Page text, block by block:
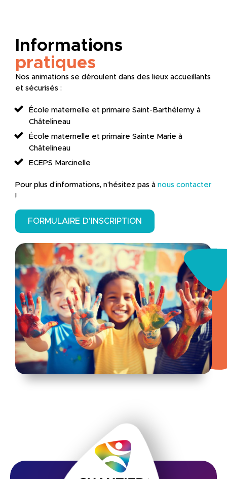
Informations
pratiques
Nos animations se déroulent dans des lieux accueillants
et sécurisés :
École maternelle et primaire Saint-Barthélemy à
Châtelineau
École maternelle et primaire Sainte Marie à
Châtelineau
ECEPS Marcinelle
Pour plus d’informations, n’hésitez pas à nous contacter
!
FORMULAIRE D'INSCRIPTION